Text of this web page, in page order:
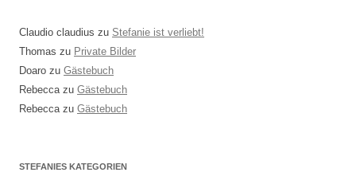
Claudio claudius zu Stefanie ist verliebt!
Thomas zu Private Bilder
Doaro zu Gästebuch
Rebeccazu Gästebuch
Rebeccazu Gästebuch
STEFANIES KATEGORIEN